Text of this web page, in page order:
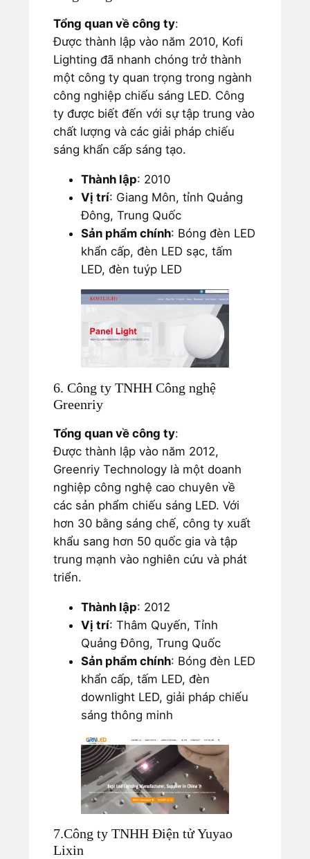
Tổng quan về công ty:
Được thành lập vào năm 2010, Kofi
Lighting đã nhanh chóng trở thành
một công ty quan trọng trong ngành
công nghiệp chiếu sáng LED. Công
ty được biết đến với sự tập trung vào
chất lượng và các giải pháp chiếu
sáng khẩn cấp sáng tạo.
Thành lập: 2010
Vị trí: Giang Môn, tỉnh Quảng
Đông, Trung Quốc
Sản phẩm chính: Bóng đèn LED
khẩn cấp, đèn LED sạc, tấm
LED, đèn tuýp LED
6. Công ty TNHH Công nghệ
Greenriy
Tổng quan về công ty:
Được thành lập vào năm 2012,
Greenriy Technology là một doanh
nghiệp công nghệ cao chuyên về
các sản phẩm chiếu sáng LED. Với
hơn 30 bằng sáng chế, công ty xuất
khẩu sang hơn 50 quốc gia và tập
trung mạnh vào nghiên cứu và phát
triển.
Thành lập: 2012
Vị trí: Thâm Quyến, Tỉnh
Quảng Đông, Trung Quốc
Sản phẩm chính: Bóng đèn LED
khẩn cấp, tấm LED, đèn
downlight LED, giải pháp chiếu
sáng thông minh
7.Công ty TNHH Điện tử Yuyao
Lixin